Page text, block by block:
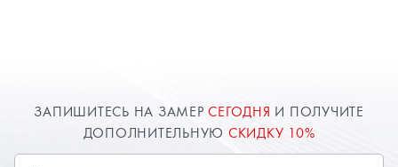
ЗАПИШИТЕСЬ НА ЗАМЕРСЕГОДНЯ И ПОЛУЧИТЕ
ДОПОЛНИТЕЛЬНУЮ СКИДКУ 10%